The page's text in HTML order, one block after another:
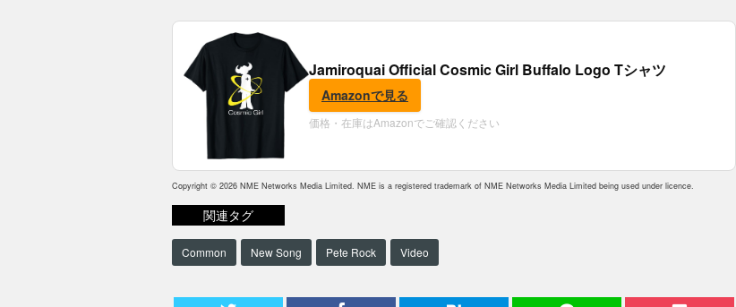
Jamiroquai Official Cosmic Girl Buffalo Logo Tシャツ
Amazonで見る
価格・在庫はAmazonでご確認ください
Copyright © 2026 NME Networks Media Limited. NME is a registered trademark of NME Networks Media Limited being used under licence.
関連タグ
Common New Song Pete Rock Video